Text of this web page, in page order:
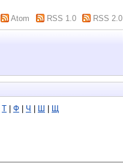
Atom RSS 1.0 RSS 2.0
Т Ф Ч Ш Щ